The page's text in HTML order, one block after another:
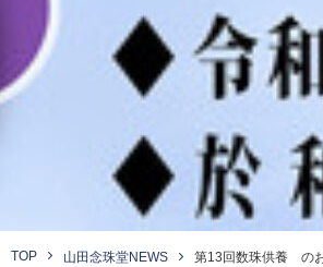
TOP 山田念珠堂NEWS 第13回数珠供養 の